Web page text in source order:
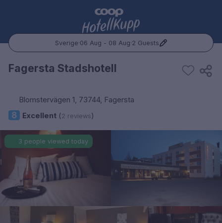
Sverige·06 Aug - 08 Aug·2 Guests
Popular Destinations:
Bergen
Trondheim
Hele Sverige
Stockholm
Fagersta Stadshotell
Blomstervägen 1, 73744, Fagersta
8 Excellent(2 reviews)
3 people viewed today